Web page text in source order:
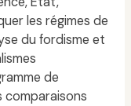
les régimes de
du fordisme et
de
comparaisons